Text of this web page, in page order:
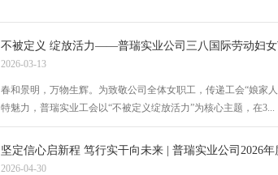
不被定义 绽放活力——普瑞实业公司三八国际劳动妇女
2026-03-13
春和景明，万物生辉。为致敬公司全体女职工，传递工会“娘家
特魅力，普瑞实业工会以“不被定义绽放活力”为核心主题，在3...
坚定信心启新程 笃行实干向未来 | 普瑞实业公司2026
2026-04-30